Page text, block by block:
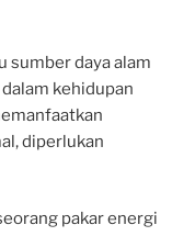
sumber daya alam
kehidupan
diperlukan
pakar energi